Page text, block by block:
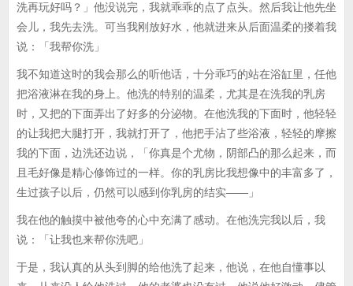
洗再玩好吗？」他没说完，我就乖乖的点了点头。然后我让他先坐
会儿，我先去洗。可当我刚放好水，他就进来从后面温柔的搂着我
说：「我帮你洗」
我不知道这时的我会那么的听他话，十分乖巧的站在浴缸里，任他
把浴液淋在我的身上。他洗的特别的温柔，尤其是在洗我的乳房
时，又把的下面弄出了好多的分泌物。在他洗我的下面时，他轻轻
的让我把大腿打开，我就打开了，他把手沾了些浴液，轻轻的摩擦
我的下面，边洗还边说，「你真是个尤物，阴部凸的那么起来，而
且毛好像是精心修饰过的一样。你的乳房比我想像中的丰富多了，
生过孩子以后，仍然可以感到你乳房的结实——」
我在他的触摸中被他夸的心中充满了感动。在他洗完我以后，我
说：「让我也来帮你洗吧」
于是，我认真的从头到脚的给他洗了起来，他说，在他自懂事以